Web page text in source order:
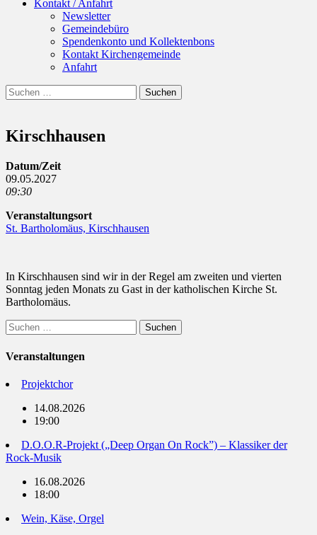
Kontakt / Anfahrt
Newsletter
Gemeindebüro
Spendenkonto und Kollektenbons
Kontakt Kirchengemeinde
Anfahrt
Suchen
Suchen
nach:
Kirschhausen
Datum/Zeit
09.05.2027
09:30
Veranstaltungsort
St. Bartholomäus, Kirschhausen
In Kirschhausen sind wir in der Regel am zweiten und vierten
Sonntag jeden Monats zu Gast in der katholischen Kirche St.
Bartholomäus.
Suchen
nach:
Veranstaltungen
Projektchor
14.08.2026
19:00
D.O.O.R-Projekt („Deep Organ On Rock”) – Klassiker der
Rock-Musik
16.08.2026
18:00
Wein, Käse, Orgel